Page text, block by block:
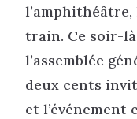
train. Ce soir-
l’assemblée
deux cents
et